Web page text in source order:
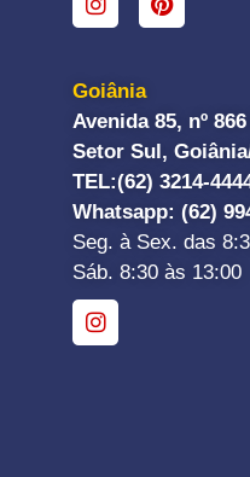
Goiânia
Avenida 85, nº
Setor Sul,
TEL:(62) 3214-
Whatsapp: (62)
Seg. à Sex. das
Sáb. 8:30 às 13:00